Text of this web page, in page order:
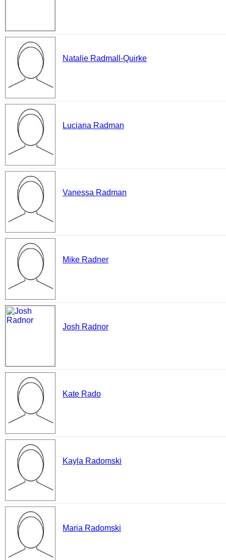
Natalie Radmall-Quirke
Luciana Radman
Vanessa Radman
Mike Radner
Josh Radnor
Kate Rado
Kayla Radomski
Maria Radomski